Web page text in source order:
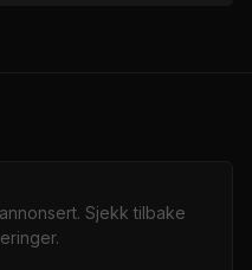
Sjekk tilbake